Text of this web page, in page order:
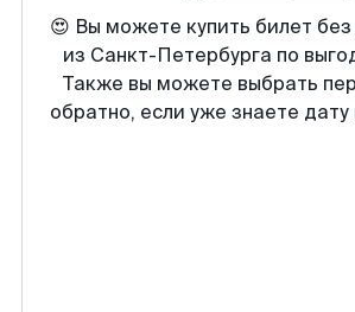
😍 Вы можете купить билет
из Санкт-Петербурга по
Также вы можете выбрать
обратно, если уже знаете